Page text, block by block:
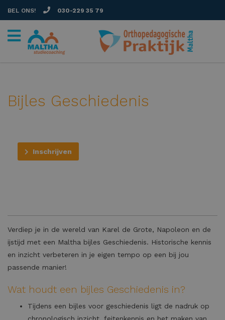
BEL ONS! 030-229 35 79
Bijles Geschiedenis
Inschrijven
Verdiep je in de wereld van Karel de Grote, Napoleon en de
ijstijd met een Maltha bijles Geschiedenis. Historische kennis
en inzicht verbeteren in je eigen tempo op een bij jou
passende manier!
Wat houdt een bijles Geschiedenis in?
Tijdens een bijles voor geschiedenis ligt de nadruk op